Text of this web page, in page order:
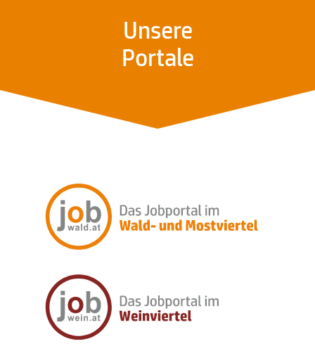
Unsere
Portale